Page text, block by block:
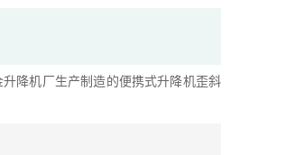
降机厂生产制造的便携式升降机歪斜